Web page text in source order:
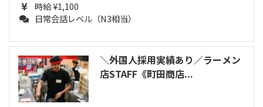
時給 ¥1,100
日常会話レベル（N3相当）
＼外国人採用実績あり／ラーメン
店STAFF《町田商店...